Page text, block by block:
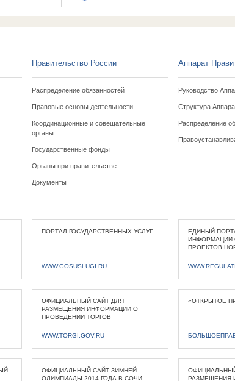
Правительство России
Распределение обязанностей
Правовые основы деятельности
Координационные и совещательные
органы
Государственные фонды
Органы при правительстве
Документы
Аппарат
Руководство
Структура
Распределение
ПОРТАЛ ГОСУДАРСТВЕННЫХ УСЛУГ
WWW.GOSUSLUGI.RU
ЕДИНЫЙ
ИНФОРМАЦИИ
ПРОЕКТОВ
ОФИЦИАЛЬНЫЙ САЙТ ДЛЯ
РАЗМЕЩЕНИЯ ИНФОРМАЦИИ О
ПРОВЕДЕНИИ ТОРГОВ
WWW.TORGI.GOV.RU
«ОТКРЫТОЕ
ОФИЦИАЛЬНЫЙ САЙТ ЗИМНЕЙ
ОЛИМПИАДЫ 2014 ГОДА В СОЧИ
РАЗМЕЩЕНИЯ